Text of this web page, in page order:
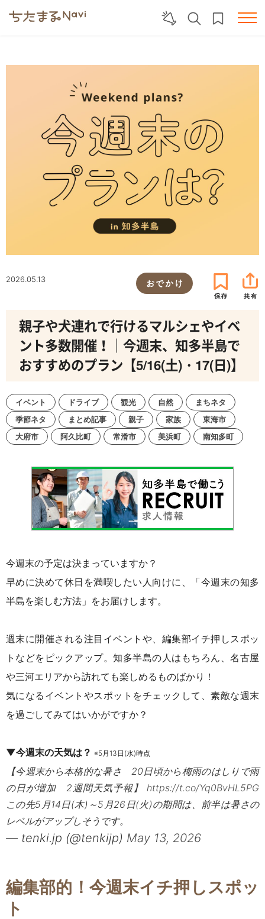
2026.05.13 おでかけ
親子や犬連れで行けるマルシェやイベ
ント多数開催！｜今週末、知多半島で
おすすめのプラン【5/16(土)・17(日)】
イベント ドライブ 観光 自然
まちネタ
季節ネタ
まとめ記事 親子 家族
東海市
大府市
阿久比町 常滑市 美浜町 南知多町
今週末の予定は決まっていますか？
早めに決めて休日を満喫したい人向けに、「今週末の知多
半島を楽しむ方法」をお届けします。
週末に開催される注目イベントや、編集部イチ押しスポッ
トなどをピックアップ。知多半島の人はもちろん、名古屋
や三河エリアから訪れても楽しめるものばかり！
気になるイベントやスポットをチェックして、素敵な週末
を過ごしてみてはいかがですか？
▼今週末の天気は？ ※5月13日(水)時点
【今週末から本格的な暑さ 20日頃から梅雨のはしりで雨
の日が増加 2週間天気予報】 https://t.co/Yq0BvHL5PG
この先5月14日(木)～5月26日(火)の期間は、前半は暑さの
レベルがアップしそうです。
— tenki.jp (@tenkijp) May 13, 2026
編集部的！今週末イチ押しスポッ
ト